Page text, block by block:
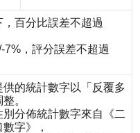
百分比誤差不超過
7%，評分誤差不超過
的統計數字以「反覆多
。
分佈統計數字來自《二
字》，